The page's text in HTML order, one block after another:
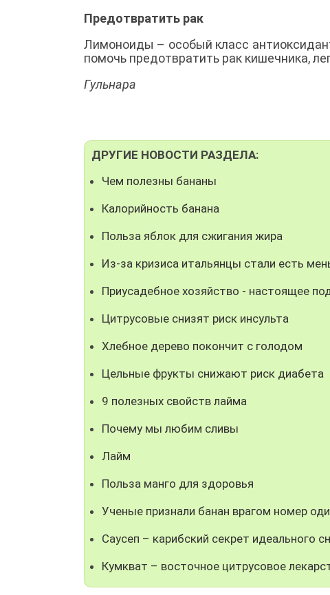
Предотвратить рак
Лимоноиды – особый класс
помочь предотвратить рак кишечника,
Гульнара
ДРУГИЕ НОВОСТИ РАЗДЕЛА:
Чем полезны бананы
Калорийность банана
Польза яблок для сжигания жира
Из-за кризиса итальянцы стали есть
Приусадебное хозяйство - настоящее
Цитрусовые снизят риск инсульта
Хлебное дерево покончит с голодом
Цельные фрукты снижают риск диабета
9 полезных свойств лайма
Почему мы любим сливы
Лайм
Польза манго для здоровья
Ученые признали банан врагом номер
Саусеп – карибский секрет идеального
Кумкват – восточное цитрусовое